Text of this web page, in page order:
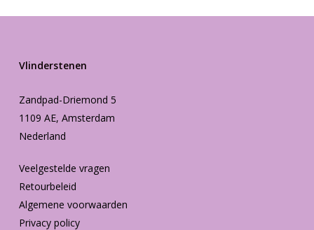
Vlinderstenen
Zandpad-Driemond 5
1109 AE, Amsterdam
Nederland
Veelgestelde vragen
Retourbeleid
Algemene voorwaarden
Privacy policy